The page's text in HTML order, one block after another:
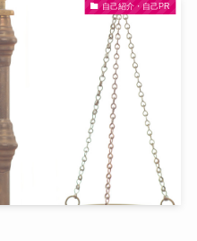
自己紹介・自己PR